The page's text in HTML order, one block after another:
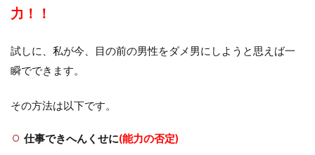
力！！
試しに、私が今、目の前の男性をダメ男にしようと思えば一
瞬でできます。
その方法は以下です。
仕事できへんくせに(能力の否定)